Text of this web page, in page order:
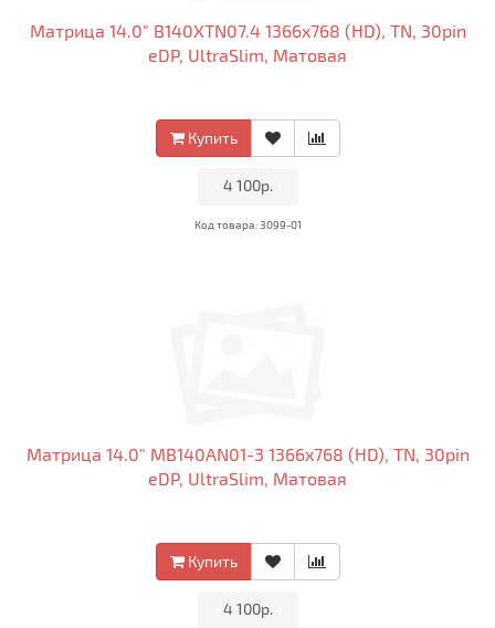
Матрица 14.0" B140XTN07.4 1366x768 (HD), TN, 30pin
eDP, UltraSlim, Матовая
Купить
4 100р.
Код товара: 3099-01
Матрица 14.0" MB140AN01-3 1366x768 (HD), TN, 30pin
eDP, UltraSlim, Матовая
Купить
4 100р.